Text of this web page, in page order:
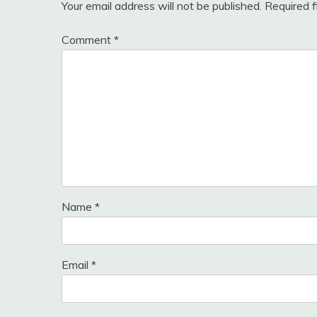
Your email address will not be published. Required
Comment *
Name *
Email *